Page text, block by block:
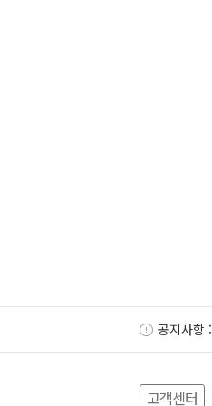
공지사항 :
고객센터